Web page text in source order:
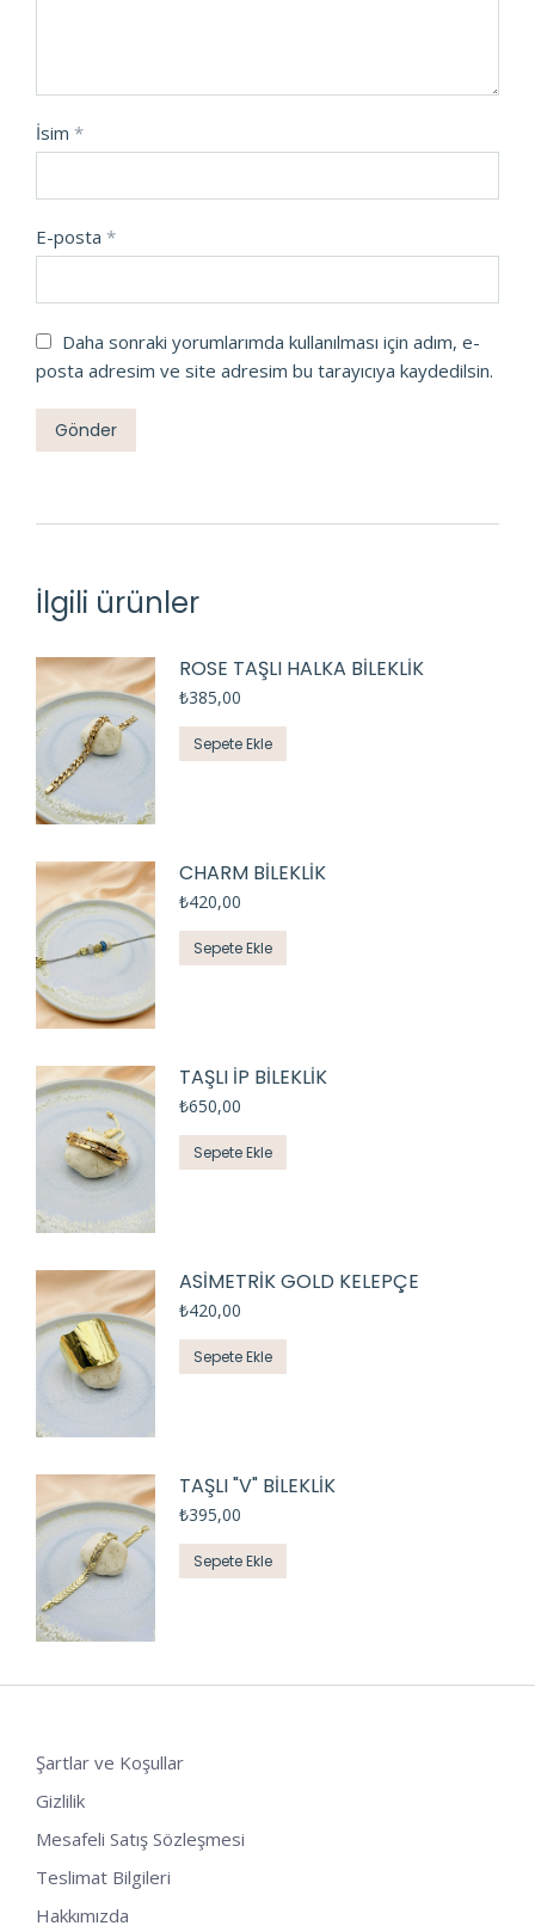
İsim *
E-posta *
Daha sonraki yorumlarımda kullanılması için adım, e-
posta adresim ve site adresim bu tarayıcıya kaydedilsin.
İlgili ürünler
ROSE TAŞLI HALKA BİLEKLİK
₺385,00
Sepete Ekle
CHARM BİLEKLİK
₺420,00
Sepete Ekle
TAŞLI İP BİLEKLİK
₺650,00
Sepete Ekle
ASİMETRİK GOLD KELEPÇE
₺420,00
Sepete Ekle
TAŞLI "V" BİLEKLİK
₺395,00
Sepete Ekle
Şartlar ve Koşullar
Gizlilik
Mesafeli Satış Sözleşmesi
Teslimat Bilgileri
Hakkımızda